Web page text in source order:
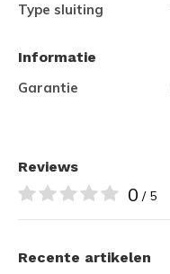
Type sluiting
Informatie
Garantie
Reviews
0 / 5
Recente artikelen